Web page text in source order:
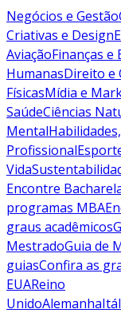
Negócios e Gestão
Criativas e Design
AviaçãoFinanças e
HumanasDireito e
FísicasMídia e
SaúdeCiências
Mental
Profissional
Vida
Encontre
programas MBA
graus acadêmicos
MestradoGuia de
guiasConfira as
EUAReino
UnidoAlemanha